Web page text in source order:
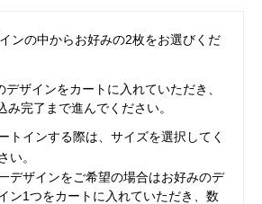
ンの中からお好みの2枚をお選びくだ
ザインをカートに入れていただき、
み完了まで進んでください。
トインする際は、サイズを選択してく
い。
デザインをご希望の場合はお好みのデ
ン1つをカートに入れていただき、数